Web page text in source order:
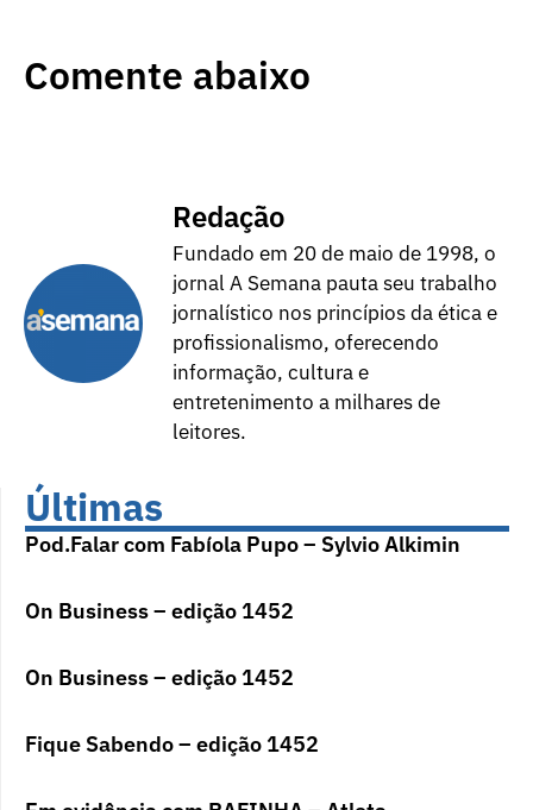
Comente abaixo
Redação
Fundado em 20 de maio de 1998, o
jornal A Semana pauta seu trabalho
jornalístico nos princípios da ética e
profissionalismo, oferecendo
informação, cultura e
entretenimento a milhares de
leitores.
Últimas
Pod.Falar com Fabíola Pupo – Sylvio Alkimin
On Business – edição 1452
On Business – edição 1452
Fique Sabendo – edição 1452